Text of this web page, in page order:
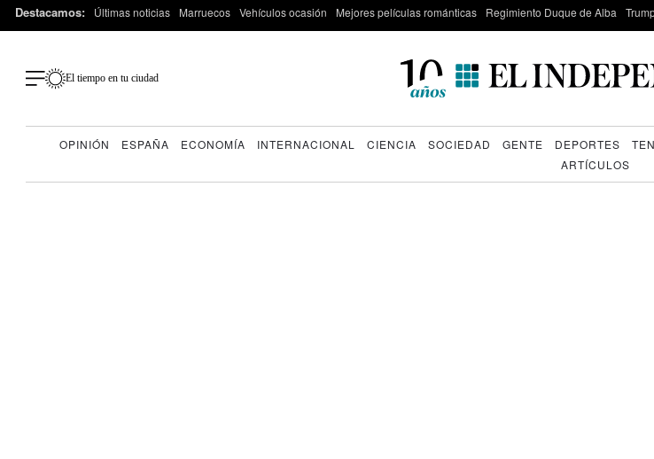
Destacamos: Últimas noticias Marruecos Vehículos ocasión Mejores películas románticas Regimiento Duque de Alba
El tiempo en tu ciudad
OPINIÓN ESPAÑA ECONOMÍA INTERNACIONAL CIENCIA SOCIEDAD GENTE DEPORTES
ARTÍCULOS